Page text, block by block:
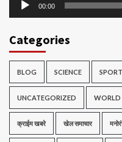
00:00
Categories
BLOG SCIENCE
UNCATEGORIZED WORLD
क्राईम खबरे खेल समाचार